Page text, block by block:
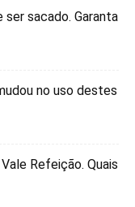
ser sacado. Garanta
no uso destes
Refeição. Quais